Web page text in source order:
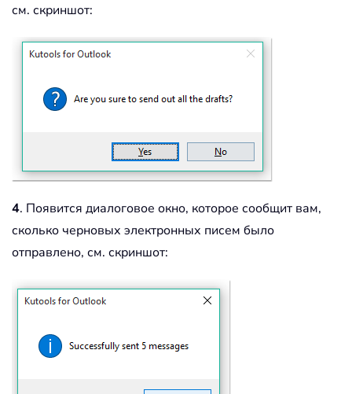
см. скриншот:
4. Появится диалоговое окно, которое сообщит вам,
сколько черновых электронных писем было
отправлено, см. скриншот: